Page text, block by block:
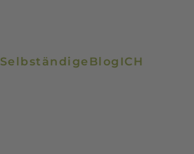
Selbständige Blog ICH